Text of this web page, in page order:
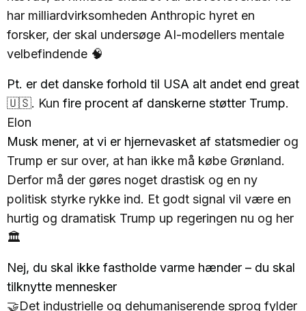
har milliardvirksomheden Anthropic hyret en
forsker, der skal undersøge AI-modellers mentale
velbefindende 🧠
Pt. er det danske forhold til USA alt andet end great
🇺🇸. Kun fire procent af danskerne støtter Trump.
Elon
Musk mener, at vi er hjernevasket af statsmedier og
Trump er sur over, at han ikke må købe Grønland.
Derfor må der gøres noget drastisk og en ny
politisk styrke rykke ind. Et godt signal vil være en
hurtig og dramatisk Trump up regeringen nu og her
🏛️
Nej, du skal ikke fastholde varme hænder – du skal
tilknytte mennesker
🤝Det industrielle og dehumaniserende sprog fylder